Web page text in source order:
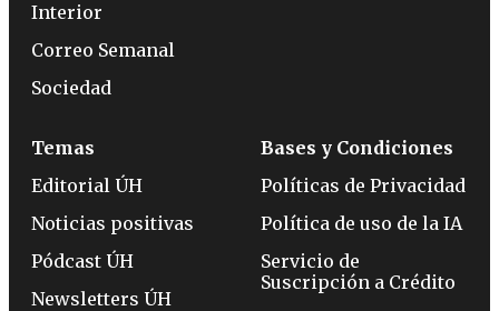
Interior
Correo Semanal
Sociedad
Temas
Editorial ÚH
Noticias positivas
Pódcast ÚH
Newsletters ÚH
Bases y Condiciones
Políticas de Privacidad
Política de uso de la IA
Servicio de
Suscripción a Crédito